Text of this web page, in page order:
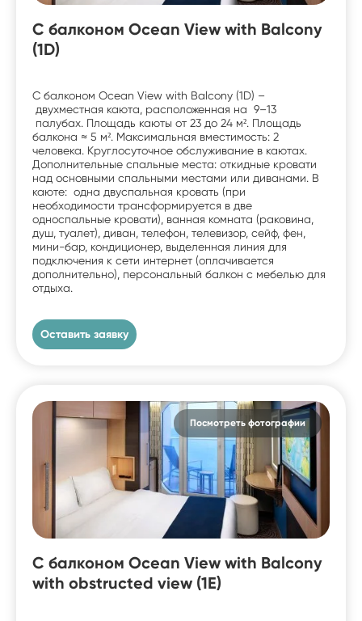
С балконом Ocean View with Balcony
(1D)
С балконом Ocean View with Balcony (1D) –
двухместная каюта, расположенная на 9–13
палубах. Площадь каюты от 23 до 24 м². Площадь
балкона ≈ 5 м². Максимальная вместимость: 2
человека. Круглосуточное обслуживание в каютах.
Дополнительные спальные места: откидные кровати
над основными спальными местами или диванами. В
каюте: одна двуспальная кровать (при
необходимости трансформируется в две
односпальные кровати), ванная комната (раковина,
душ, туалет), диван, телефон, телевизор, сейф, фен,
мини-бар, кондиционер, выделенная линия для
подключения к сети интернет (оплачивается
дополнительно), персональный балкон с мебелью для
отдыха.
Оставить заявку
Посмотреть фотографии
С балконом Ocean View with Balcony
with obstructed view (1E)